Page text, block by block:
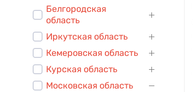
Белгородская
область
Иркутская область
Кемеровская область
Курская область
Московская область